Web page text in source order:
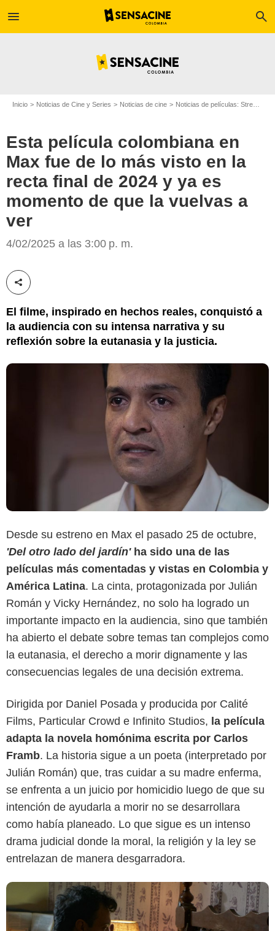
menu search
Inicio Noticias de Cine y Series Noticias de cine Noticias de películas: Streaming
Esta película colombiana en
Max fue de lo más visto en la
recta final de 2024 y ya es
momento de que la vuelvas a
ver
4/02/2025 a las 3:00 p. m.
Compartir esta noticia
El filme, inspirado en hechos reales, conquistó a
la audiencia con su intensa narrativa y su
reflexión sobre la eutanasia y la justicia.
Desde su estreno en Max el pasado 25 de octubre,
'Del otro lado del jardín' ha sido una de las
películas más comentadas y vistas en Colombia y
América Latina. La cinta, protagonizada por Julián
Román y Vicky Hernández, no solo ha logrado un
importante impacto en la audiencia, sino que también
ha abierto el debate sobre temas tan complejos como
la eutanasia, el derecho a morir dignamente y las
consecuencias legales de una decisión extrema.
Dirigida por Daniel Posada y producida por Calité
Films, Particular Crowd e Infinito Studios, la película
adapta la novela homónima escrita por Carlos
Framb. La historia sigue a un poeta (interpretado por
Julián Román) que, tras cuidar a su madre enferma,
se enfrenta a un juicio por homicidio luego de que su
intención de ayudarla a morir no se desarrollara
como había planeado. Lo que sigue es un intenso
drama judicial donde la moral, la religión y la ley se
entrelazan de manera desgarradora.
Max